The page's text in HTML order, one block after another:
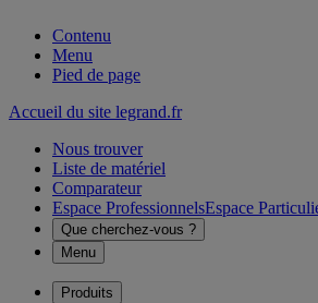
Contenu
Menu
Pied de page
Accueil du site legrand.fr
Nous trouver
Liste de matériel
Comparateur
Espace ProfessionnelsEspace
Que cherchez-vous ?
Menu
Produits